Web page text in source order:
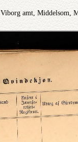
Viborg amt, Middelsom,